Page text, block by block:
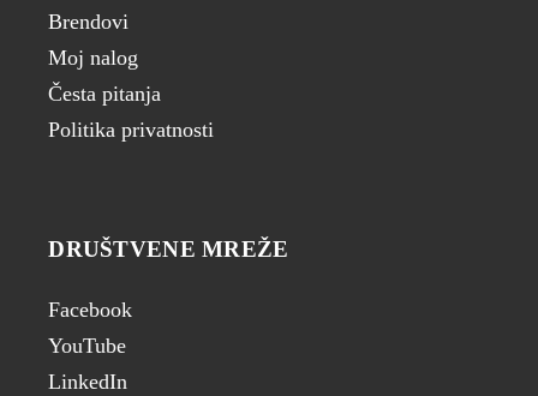
Brendovi
Moj nalog
Česta pitanja
Politika privatnosti
DRUŠTVENE MREŽE
Facebook
YouTube
LinkedIn